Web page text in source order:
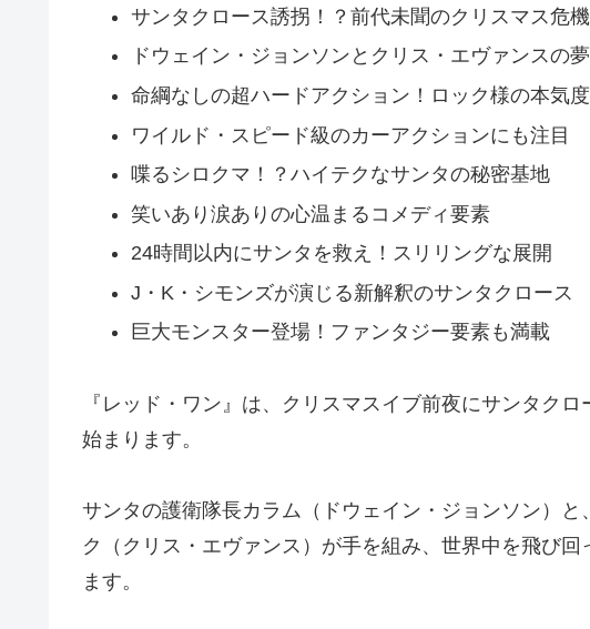
サンタクロース誘拐！？前代未聞のクリスマス危機
ドウェイン・ジョンソンとクリス・エヴァンスの
命綱なしの超ハードアクション！ロック様の本気
ワイルド・スピード級のカーアクションにも注目
喋るシロクマ！？ハイテクなサンタの秘密基地
笑いあり涙ありの心温まるコメディ要素
24時間以内にサンタを救え！スリリングな展開
J・K・シモンズが演じる新解釈のサンタクロース
巨大モンスター登場！ファンタジー要素も満載
『レッド・ワン』は、クリスマスイブ前夜にサンタク
始まります。
サンタの護衛隊長カラム（ドウェイン・ジョンソン）
ク（クリス・エヴァンス）が手を組み、世界中を飛び
ます。